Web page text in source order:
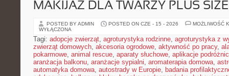
MAKIJAŻ DLA TWARZY PLUS SIZE
POSTED BY ADMIN POSTED ON CZE - 15 - 2026
MOŻLIWOŚĆ
WYŁĄCZONA
Tagi: adopcje zwierząt, agroturystyka rodzinne, agroturystyka z
zwierząt domowych, akcesoria ogrodowe, aktywność po pracy,
pokarmowe, animal rescue, aparaty słuchowe, aplikacje
aranżacja balkonu, aranżacje sypialni, aromaterapia domowa,
automatyka domowa, autostrady w Europie, badania